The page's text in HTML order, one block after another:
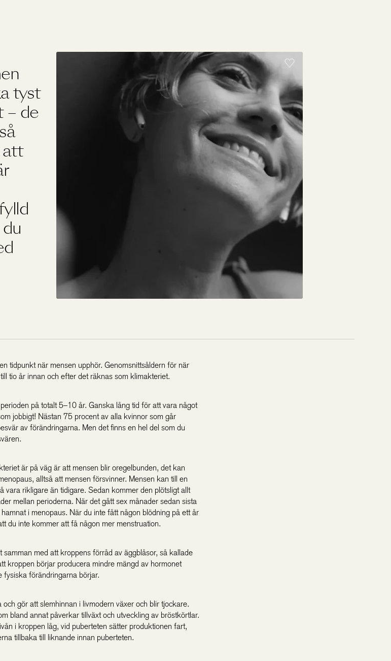
tyst
– de
att
tidpunkt när mensen upphör. Genomsnittsåldern för när
tio år innan och efter det räknas som klimakteriet.
på totalt 5–10 år. Ganska lång tid för att vara något
jobbigt! Nästan 75 procent av alla kvinnor som går
av förändringarna. Men det finns en hel del som du
är på väg är att mensen blir oregelbunden, det kan
alltså att mensen försvinner. Mensen kan till en
vara rikligare än tidigare. Sedan kommer den plötsligt allt
mellan perioderna. När det gått sex månader sedan sista
i menopaus. När du inte fått någon blödning på ett år
du inte kommer att få någon mer menstruation.
med att kroppens förråd av äggblåsor, så kallade
kroppen börjar producera mindre mängd av hormonet
fysiska förändringarna börjar.
gör att slemhinnan i livmodern växer och blir tjockare.
bland annat påverkar tillväxt och utveckling av bröstkörtlar.
i kroppen låg, vid puberteten sätter produktionen fart,
tillbaka till liknande innan puberteten.